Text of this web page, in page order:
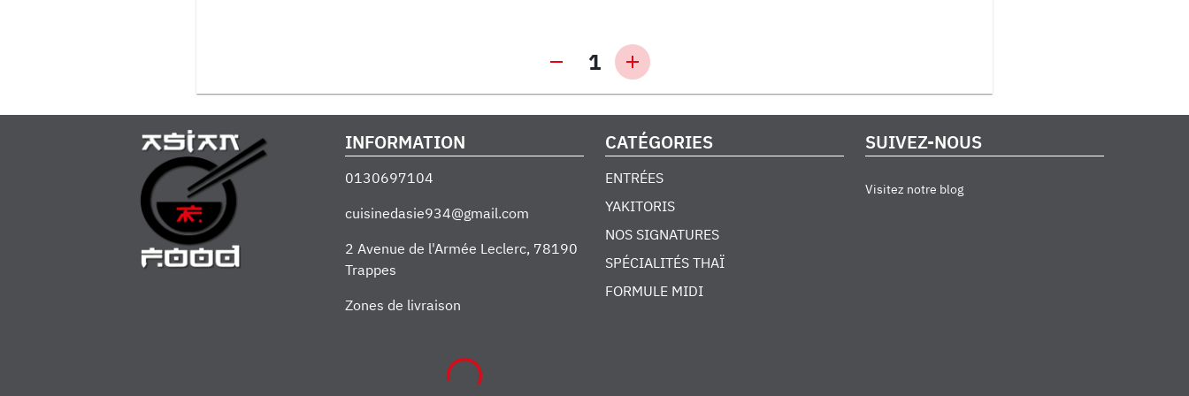
1
INFORMATION
0130697104
cuisinedasie934@gmail.com
2 Avenue de l'Armée Leclerc, 78190
Trappes
Zones de livraison
CATÉGORIES
ENTRÉES
YAKITORIS
NOS SIGNATURES
SPÉCIALITÉS THAÏ
FORMULE MIDI
SUIVEZ-NOUS
Visitez notre blog